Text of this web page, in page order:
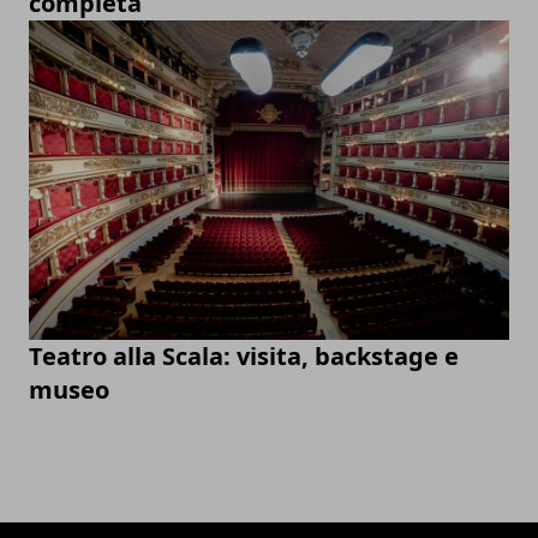
Teatro alla Scala: visita, backstage e
museo